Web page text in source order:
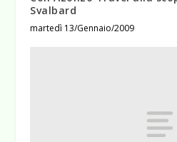
Svalbard
martedì 13/Gennaio/2009